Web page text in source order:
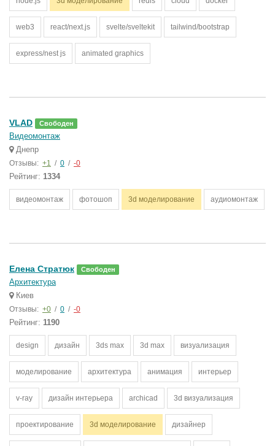
web3 react/next.js svelte/sveltekit tailwind/bootstrap
express/nest js animated graphics
VLAD Свободен
Видеомонтаж
Днепр
Отзывы: +1 / 0 / -0
Рейтинг: 1334
видеомонтаж фотошоп 3d моделирование аудиомонтаж
Елена Стратюк Свободен
Архитектура
Киев
Отзывы: +0 / 0 / -0
Рейтинг: 1190
design дизайн 3ds max 3d max визуализация
моделирование архитектура анимация интерьер
v-ray дизайн интерьера archicad 3d визуализация
проектирование 3d моделирование дизайнер